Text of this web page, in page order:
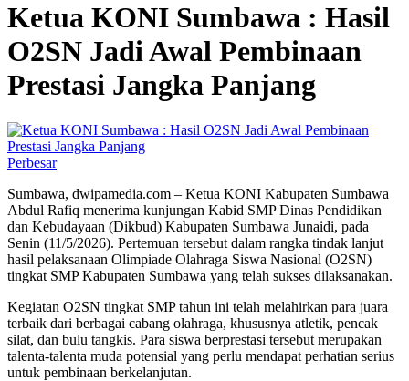
Ketua KONI Sumbawa : Hasil
O2SN Jadi Awal Pembinaan
Prestasi Jangka Panjang
Perbesar
Sumbawa, dwipamedia.com – Ketua KONI Kabupaten Sumbawa
Abdul Rafiq menerima kunjungan Kabid SMP Dinas Pendidikan
dan Kebudayaan (Dikbud) Kabupaten Sumbawa Junaidi, pada
Senin (11/5/2026). Pertemuan tersebut dalam rangka tindak lanjut
hasil pelaksanaan Olimpiade Olahraga Siswa Nasional (O2SN)
tingkat SMP Kabupaten Sumbawa yang telah sukses dilaksanakan.
Kegiatan O2SN tingkat SMP tahun ini telah melahirkan para juara
terbaik dari berbagai cabang olahraga, khususnya atletik, pencak
silat, dan bulu tangkis. Para siswa berprestasi tersebut merupakan
talenta-talenta muda potensial yang perlu mendapat perhatian serius
untuk pembinaan berkelanjutan.